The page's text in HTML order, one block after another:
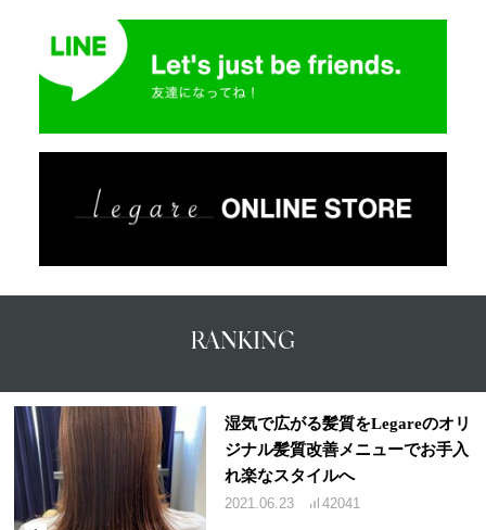
RANKING
湿気で広がる髪質をLegareのオリ
ジナル髪質改善メニューでお手入
れ楽なスタイルへ
2021.06.23 42041